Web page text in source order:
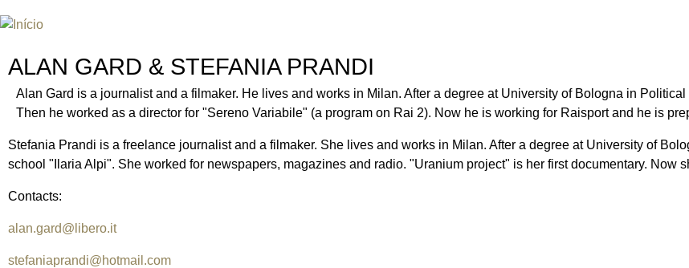
ALAN GARD & STEFANIA PRANDI
Alan Gard is a journalist and a filmaker. He lives and works in Milan. After a degree at University of Bologna in
Then he worked as a director for "Sereno Variabile" (a program on Rai 2). Now he is working for Raisport and he is
Stefania Prandi is a freelance journalist and a filmaker. She lives and works in Milan. After a degree at University of
school "Ilaria Alpi". She worked for newspapers, magazines and radio. "Uranium project" is her first documentary. Now
Contacts:
alan.gard@libero.it
stefaniaprandi@hotmail.com